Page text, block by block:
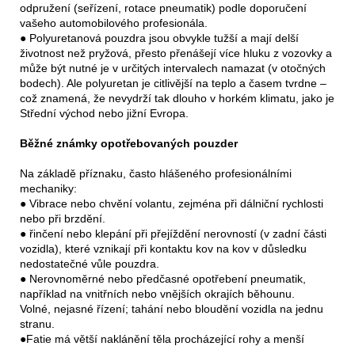
odpružení (seřízení, rotace pneumatik) podle doporučení
vašeho automobilového profesionála.
● Polyuretanová pouzdra jsou obvykle tužší a mají delší
životnost než pryžová, přesto přenášejí více hluku z vozovky a
může být nutné je v určitých intervalech namazat (v otočných
bodech). Ale polyuretan je citlivější na teplo a časem tvrdne –
což znamená, že nevydrží tak dlouho v horkém klimatu, jako je
Střední východ nebo jižní Evropa.
Běžné známky opotřebovaných pouzder
Na základě příznaku, často hlášeného profesionálními
mechaniky:
● Vibrace nebo chvění volantu, zejména při dálniční rychlosti
nebo při brzdění.
● řinčení nebo klepání při přejíždění nerovností (v zadní části
vozidla), které vznikají při kontaktu kov na kov v důsledku
nedostatečné vůle pouzdra.
● Nerovnoměrné nebo předčasné opotřebení pneumatik,
například na vnitřních nebo vnějších okrajích běhounu.
Volné, nejasné řízení; tahání nebo bloudění vozidla na jednu
stranu.
●Fatie má větší naklánění těla procházející rohy a menší